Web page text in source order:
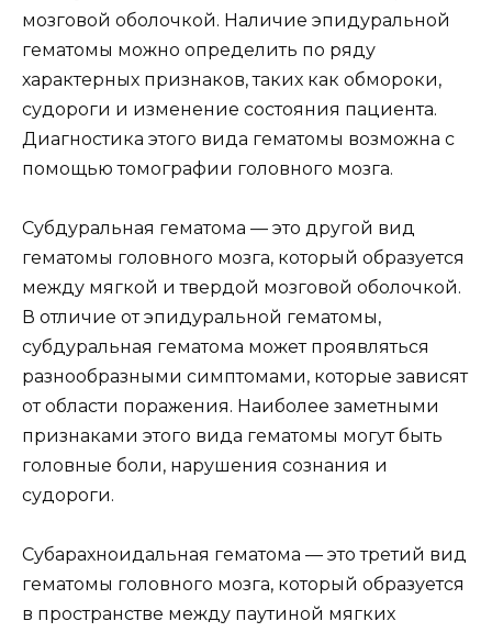
мозговой оболочкой. Наличие эпидуральной
гематомы можно определить по ряду
характерных признаков, таких как обмороки,
судороги и изменение состояния пациента.
Диагностика этого вида гематомы возможна с
помощью томографии головного мозга.
Субдуральная гематома — это другой вид
гематомы головного мозга, который образуется
между мягкой и твердой мозговой оболочкой.
В отличие от эпидуральной гематомы,
субдуральная гематома может проявляться
разнообразными симптомами, которые зависят
от области поражения. Наиболее заметными
признаками этого вида гематомы могут быть
головные боли, нарушения сознания и
судороги.
Субарахноидальная гематома — это третий вид
гематомы головного мозга, который образуется
в пространстве между паутиной мягких